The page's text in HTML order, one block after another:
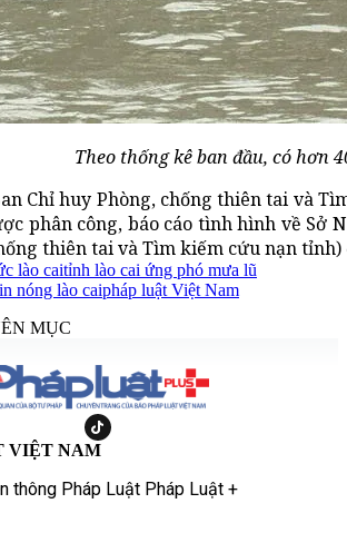
Theo thống kê ban đầu, có hơn
Chỉ huy Phòng, chống thiên tai và
phân công, báo cáo tình hình về
thiên tai và Tìm kiếm cứu nạn
lào caitỉnh lào cai ứng phó mưa lũ
nóng lào caipháp luật Việt Nam
MỤC
VIỆT NAM
thông Pháp Luật Pháp Luật +